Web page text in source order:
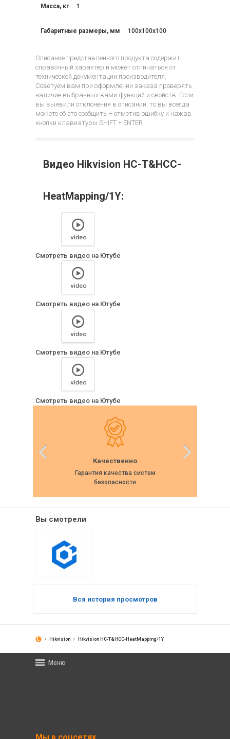
Масса, кг 1
Габаритные размеры, мм 100x100x100
Описание представленного продукта содержит
справочный характер и может отличаться от
технической документации производителя.
Советуем вам при оформлении заказа проверять
наличие выбранных вами функций и свойств. Если
вы выявили отклонения в описании, то вы всегда
можете об это сообщить – отметив ошибку и нажав
кнопки клавиатуры SHIFT + ENTER
Видео Hikvision HC-T&HCC-
HeatMapping/1Y:
Смотреть видео на Ютубе
Смотреть видео на Ютубе
Смотреть видео на Ютубе
Смотреть видео на Ютубе
Качественно
Гарантия качества систем
безопасности
Вы смотрели
Вся история просмотров
Hikvision Hikvision HC-T&HCC-HeatMapping/1Y
Меню